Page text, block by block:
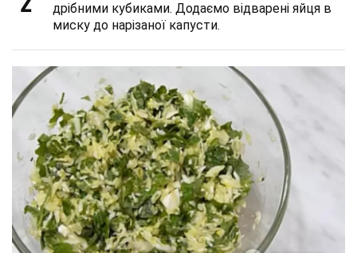
дрібними кубиками. Додаємо відварені яйця в
миску до нарізаної капусти.